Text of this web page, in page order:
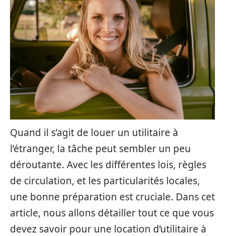
Quand il s’agit de louer un utilitaire à
l’étranger, la tâche peut sembler un peu
déroutante. Avec les différentes lois, règles
de circulation, et les particularités locales,
une bonne préparation est cruciale. Dans cet
article, nous allons détailler tout ce que vous
devez savoir pour une location d’utilitaire à